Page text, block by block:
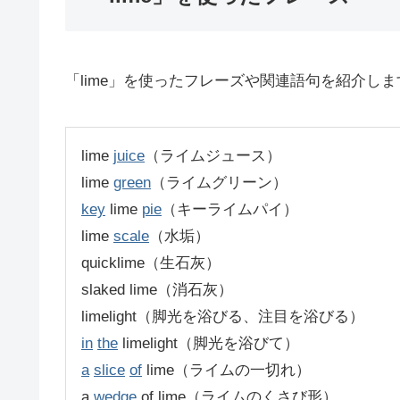
「lime」を使ったフレーズや関連語句を紹介し
lime juice （ライムジュース）
lime green （ライムグリーン）
key lime pie （キーライムパイ）
lime scale （水垢）
quicklime（生石灰）
slaked lime（消石灰）
limelight（脚光を浴びる、注目を浴びる）
in the limelight（脚光を浴びて）
a slice of lime（ライムの一切れ）